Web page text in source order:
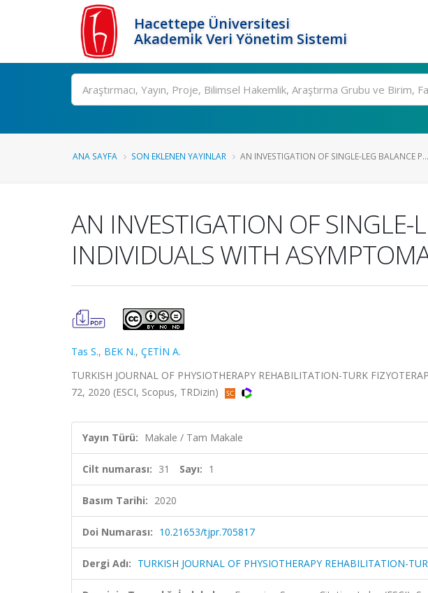
Hacettepe Üniversitesi
Akademik Veri Yönetim Sistemi
Ara
ANA SAYFA SON EKLENEN YAYINLAR AN INVESTIGATION OF SINGLE-LEG BALANCE P...
AN INVESTIGATION OF SINGLE-
INDIVIDUALS WITH
Tas S., BEK N., ÇETİN A.
TURKISH JOURNAL OF PHYSIOTHERAPY REHABILITATION-TURK
72, 2020 (ESCI, Scopus, TRDizin)
Yayın Türü: Makale / Tam Makale
Cilt numarası: 31 Sayı: 1
Basım Tarihi: 2020
Doi Numarası: 10.21653/tjpr.705817
Dergi Adı: TURKISH JOURNAL OF PHYSIOTHERAPY REHABILITATION-